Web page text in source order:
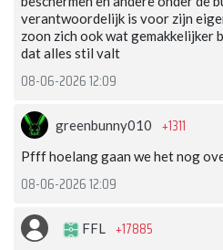
verantwoordelijk is voor zijn
zoon zich ook wat gemakkelijker
dat alles stil valt
08-06-2026 12:09
greenbunny010 +1311
Pfff hoelang gaan we het nog
08-06-2026 12:09
FFL +17885